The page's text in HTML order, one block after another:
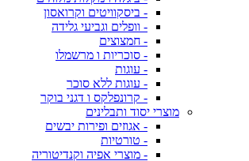
- ביסקוויטים וקרואסון
- וופלים וגביעי גלידה
- חמצוצים
- סוכריות ו מרשמלו
- עוגות
- עוגות ללא סוכר
- קרונפלקס ו דגני בוקר
מוצרי יסוד ותבלינים
- אגוזים ופירות יבשים
- טורטיות
- מוצרי אפיה וקנדיטוריה